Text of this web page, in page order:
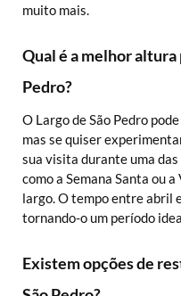
muito mais.
Qual é a melhor altura
Pedro?
O Largo de São Pedro
mas se quiser
sua visita durante uma
como a Semana Santa ou
largo. O tempo entre abril
tornando-o um período
Existem opções de